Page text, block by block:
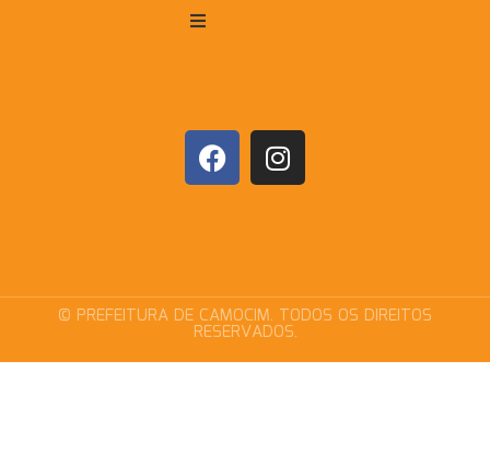
© PREFEITURA DE CAMOCIM. TODOS OS DIREITOS
RESERVADOS.